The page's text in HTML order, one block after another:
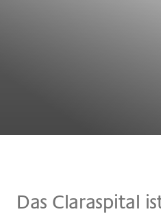
Das Claraspital